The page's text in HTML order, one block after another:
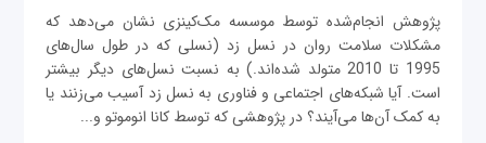
پژوهش انجام‌شده توسط موسسه مک‌کینزی نشان می‌دهد که
مشکلات سلامت روان در نسل زد (نسلی که در طول سال‌های
1995 تا 2010 متولد شده‌اند.) به نسبت نسل‌های دیگر بیشتر
است. آیا شبکه‌‌های اجتماعی و فناوری به نسل زد آسیب می‌‌زنند یا
به کمک آن‌ها می‌آیند؟ در پژوهشی که توسط کانا انوموتو و...